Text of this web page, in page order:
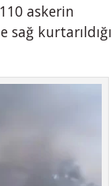
askerin
kurtarıldığı